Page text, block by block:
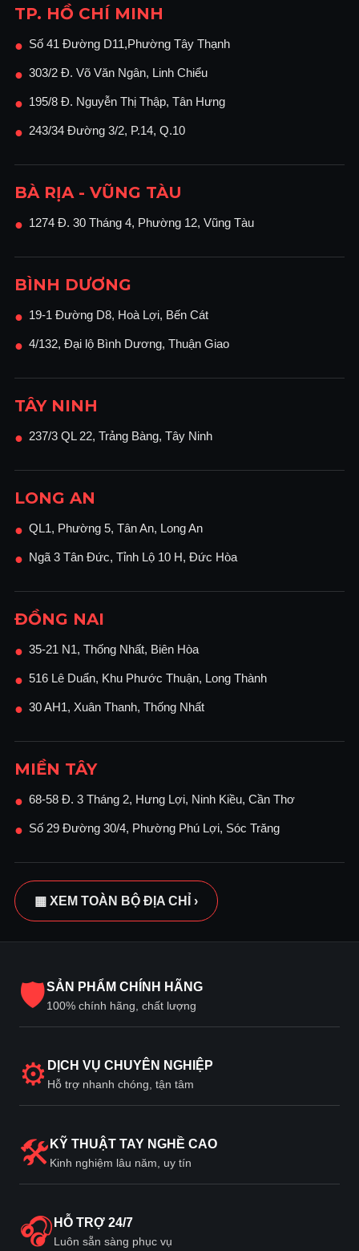
TP. HỒ CHÍ MINH
● Số 41 Đường D11,Phường Tây Thạnh
● 303/2 Đ. Võ Văn Ngân, Linh Chiểu
● 195/8 Đ. Nguyễn Thị Thập, Tân Hưng
● 243/34 Đường 3/2, P.14, Q.10
BÀ RỊA - VŨNG TÀU
● 1274 Đ. 30 Tháng 4, Phường 12, Vũng Tàu
BÌNH DƯƠNG
● 19-1 Đường D8, Hoà Lợi, Bến Cát
● 4/132, Đại lộ Bình Dương, Thuận Giao
TÂY NINH
● 237/3 QL 22, Trảng Bàng, Tây Ninh
LONG AN
● QL1, Phường 5, Tân An, Long An
● Ngã 3 Tân Đức, Tỉnh Lộ 10 H, Đức Hòa
ĐỒNG NAI
● 35-21 N1, Thống Nhất, Biên Hòa
● 516 Lê Duẩn, Khu Phước Thuận, Long Thành
● 30 AH1, Xuân Thanh, Thống Nhất
MIỀN TÂY
● 68-58 Đ. 3 Tháng 2, Hưng Lợi, Ninh Kiều, Cần Thơ
● Số 29 Đường 30/4, Phường Phú Lợi, Sóc Trăng
▦ XEM TOÀN BỘ ĐỊA CHỈ ›
🛡SẢN PHẨM CHÍNH HÃNG
100% chính hãng, chất lượng
⚙ DỊCH VỤ CHUYÊN NGHIỆP
Hỗ trợ nhanh chóng, tận tâm
🛠 KỸ THUẬT TAY NGHỀ CAO
Kinh nghiệm lâu năm, uy tín
🎧 HỖ TRỢ 24/7
Luôn sẵn sàng phục vụ